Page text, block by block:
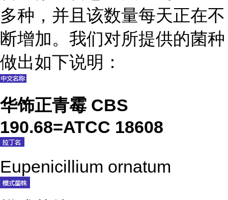
多种，并且该数量每天正在不
断增加。我们对所提供的菌种
做出如下说明：
华饰正青霉 CBS
190.68=ATCC 18608
Eupenicillium ornatum